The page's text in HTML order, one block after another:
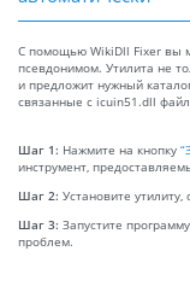
С помощью WikiDll Fixer вы
псевдонимом. Утилита не
и предложит нужный
связанные с icuin51.dll
Шаг 1: Нажмите на кнопку
инструмент,
Шаг 2: Установите
Шаг 3: Запустите
проблем.